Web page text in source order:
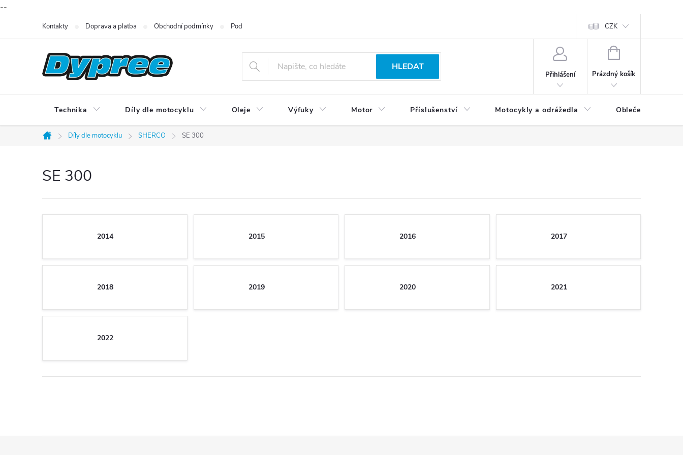
--
Kontakty Doprava a platba Obchodní podmínky Podmínky ochrany osobních údajů CZK
HLEDAT
Přihlášení
NÁKUPNÍ
Prázdný košík
Technika Díly dle motocyklu Oleje Výfuky Motor Příslušenství Motocykly a odrážedla Oblečení a
Domů
Díly dle motocyklu SHERCO SE 300
SE 300
2014 2015 2016 2017
2018 2019 2020 2021
2022